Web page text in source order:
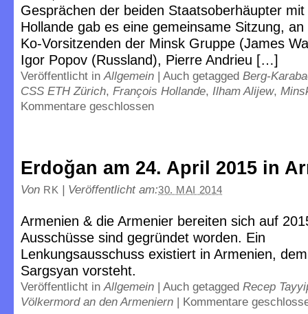
Gesprächen der beiden Staatsoberhäupter
Hollande gab es eine gemeinsame Sitzung,
Ko-Vorsitzenden der Minsk Gruppe (James
Igor Popov (Russland), Pierre Andrieu […]
Veröffentlicht inAllgemein | Auch getagged Berg-
CSS ETH Zürich, François Hollande, Ilham Alijew,
Kommentare geschlossen
Erdoğan am 24. April 2015 in
Von RK | Veröffentlicht am:30. MAI 2014
Armenien & die Armenier bereiten sich auf
Ausschüsse sind gegründet worden. Ein
Lenkungsausschuss existiert in Armenien,
Sargsyan vorsteht.
Veröffentlicht inAllgemein | Auch getagged Recep
Völkermord an den Armeniern | Kommentare